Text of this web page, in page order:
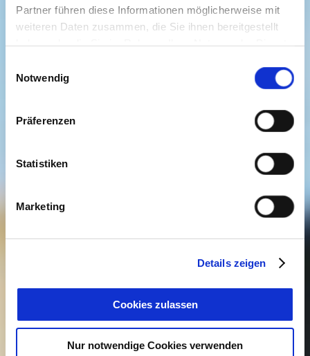
Partner führen diese Informationen möglicherweise mit
weiteren Daten zusammen, die Sie ihnen bereitgestellt
haben oder die Sie im Rahmen Ihrer Nutzung der Dienste
Cookies, wenn Sie unsere Webseite weiterhin nutzen.
Notwendig
Präferenzen
Statistiken
Marketing
Details zeigen
Cookies zulassen
Nur notwendige Cookies verwenden